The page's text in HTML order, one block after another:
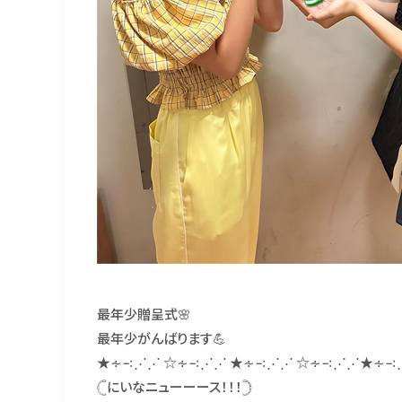
最年少贈呈式🌸
最年少がんばります💪
★∻∹⋰⋰ ☆∻∹⋰⋰ ★∻∹⋰⋰
‎𓊆にいなニューーース！！！‎𓊇